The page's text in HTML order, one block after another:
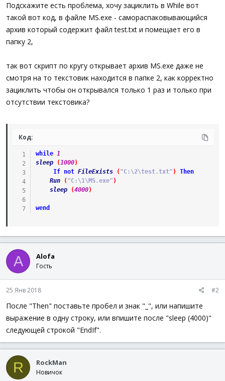
а
Подскажите есть проблема, хочу зациклить в While вот
такой вот код, в файле MS.exe - самораспаковывающийся
архив который содержит файл test.txt и помещает его в
папку 2,
так вот скрипт по кругу открывает архив MS.exe даже не
смотря на то текстовик находится в папке 2, как корректно
зациклить чтобы он открывался только 1 раз и только при
отсутствии текстовика?
Код:
while 1
sleep
(1000)
If
not FileExists ( "C:\2\test.txt" )
Then
Run
( "C:\1\MS.exe" )
sleep
(4000)
wend
A Alofa
Гость
25 Янв 2018 #2
После "Then" поставьте пробел и знак "_", или напишите
выражение в одну строку, или впишите после "sleep (4000)"
следующей строкой "EndIf".
R RockMan
Новичок